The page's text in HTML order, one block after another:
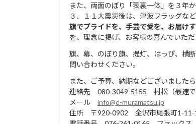
また、両面のぼり「表裏一体」を３年
３．１１大震災後は、津波フラッグな
旗でプライドを、手芸で愛を、お届けす
を、理念に掲げ、お客様の喜んでいた
旗、幕、のぼり旗、提灯、はっぴ、横
問い合わせください。
また、ご予算、納期などございました
連絡先 080-3049-5155 村松（最速で
メール info@e-muramatsu.jp
住所 〒920-0902 金沢市尾張町1-11-